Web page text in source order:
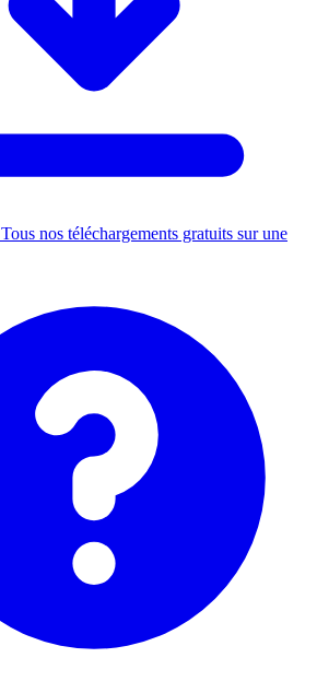
Tous nos téléchargements gratuits sur une